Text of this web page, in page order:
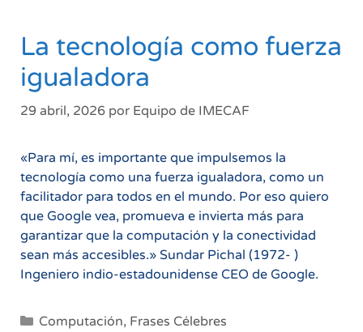
La tecnología como fuerza
igualadora
29 abril, 2026 por Equipo de IMECAF
«Para mí, es importante que impulsemos la
tecnología como una fuerza igualadora, como un
facilitador para todos en el mundo. Por eso quiero
que Google vea, promueva e invierta más para
garantizar que la computación y la conectividad
sean más accesibles.» Sundar Pichal (1972- )
Ingeniero indio-estadounidense CEO de Google.
Categorías
Computación, Frases Célebres